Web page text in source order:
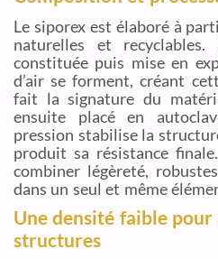
Le siporex est élaboré à
naturelles et
constituée puis mise en
d’air se forment, créant
fait la signature du
ensuite placé en
pression stabilise la
produit sa résistance
combiner légèreté,
dans un seul et même
Une densité faible pour
structures